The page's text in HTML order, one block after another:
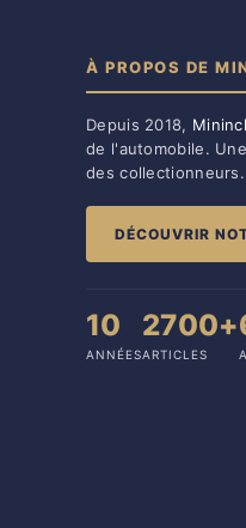
À PROPOS DE
Depuis 2018,
de l'automobile.
des collectionneurs.
DÉCOUVRIR
10
ANNÉES
2700+
ARTICLES